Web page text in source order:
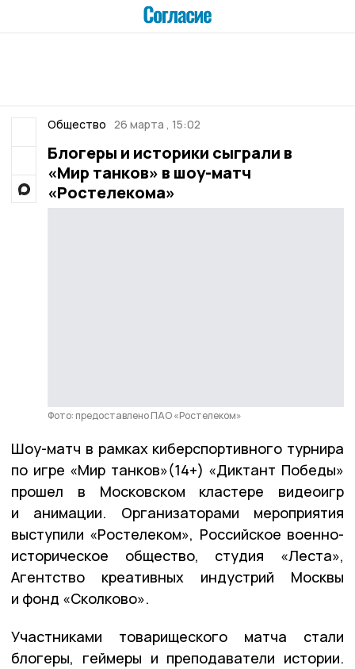
Общество 26 марта , 15:02
Блогеры и историки сыграли в
«Мир танков» в шоу-матч
«Ростелекома»
Фото: предоставлено ПАО «Ростелеком»
Шоу-матч в рамках киберспортивного турнира
по игре «Мир танков»(14+) «Диктант Победы»
прошел в Московском кластере видеоигр
и анимации. Организаторами мероприятия
выступили «Ростелеком», Российское военно-
историческое общество, студия «Леста»,
Агентство креативных индустрий Москвы
и фонд «Сколково».
Участниками товарищеского матча стали
блогеры, геймеры и преподаватели истории.